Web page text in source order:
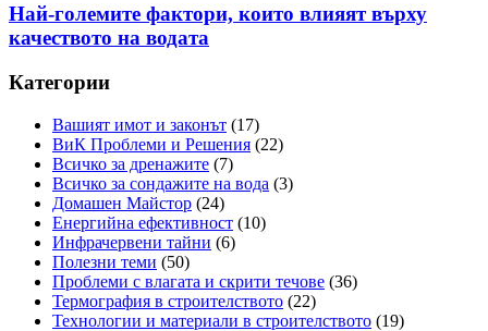
Най-големите фактори, които влияят върху
качеството на водата
Категории
Вашият имот и законът (17)
ВиК Проблеми и Решения (22)
Всичко за дренажите (7)
Всичко за сондажите на вода (3)
Домашен Майстор (24)
Енергийна ефективност (10)
Инфрачервени тайни (6)
Полезни теми (50)
Проблеми с влагата и скрити течове (36)
Термография в строителството (22)
Технологии и материали в строителството (19)